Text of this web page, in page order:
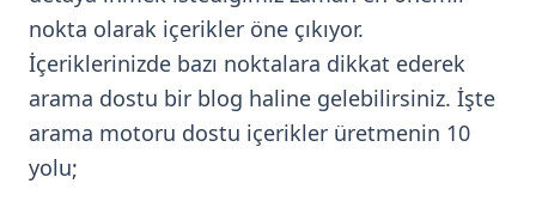
nokta olarak içerikler öne çıkıyor.
İçeriklerinizde bazı noktalara dikkat ederek
arama dostu bir blog haline gelebilirsiniz. İşte
arama motoru dostu içerikler üretmenin 10
yolu;